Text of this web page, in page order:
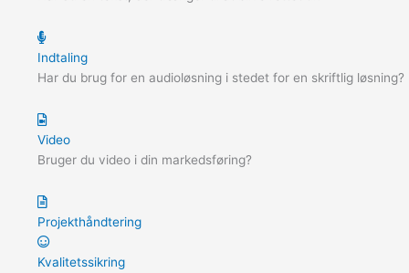
Indtaling
Har du brug for en audioløsning i stedet for en skriftlig løsning?
Video
Bruger du video i din markedsføring?
Projekthåndtering
Kvalitetssikring